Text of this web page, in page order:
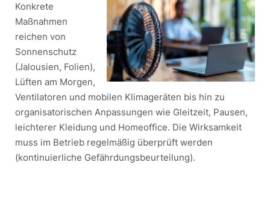
Konkrete
Maßnahmen
reichen von
Sonnenschutz
(Jalousien, Folien),
Lüften am Morgen,
Ventilatoren und mobilen Klimageräten bis hin zu
organisatorischen Anpassungen wie Gleitzeit, Pausen,
leichterer Kleidung und Homeoffice. Die Wirksamkeit
muss im Betrieb regelmäßig überprüft werden
(kontinuierliche Gefährdungsbeurteilung).